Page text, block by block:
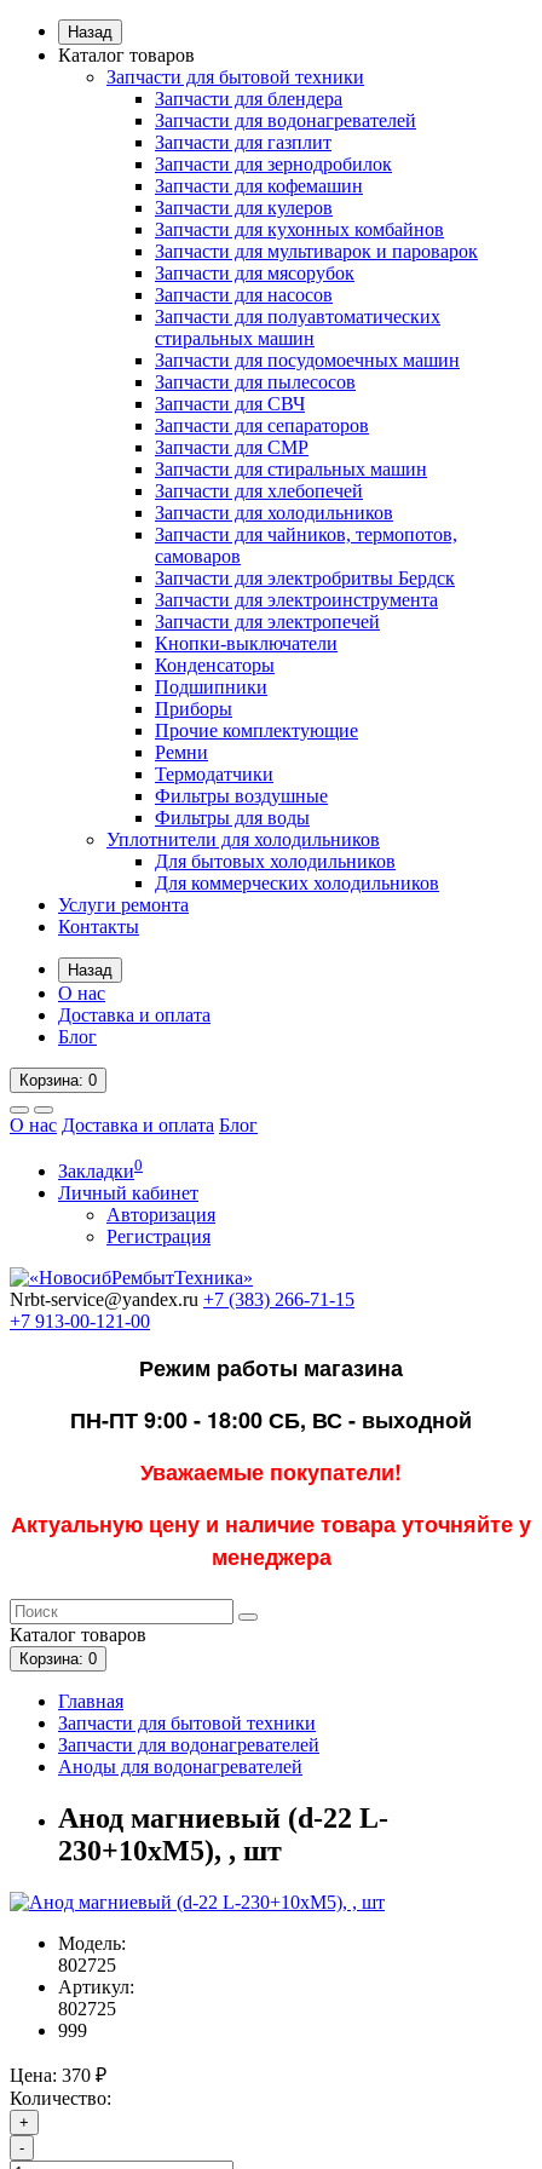
Назад
Каталог товаров
Запчасти для бытовой техники
Запчасти для блендера
Запчасти для водонагревателей
Запчасти для газплит
Запчасти для зернодробилок
Запчасти для кофемашин
Запчасти для кулеров
Запчасти для кухонных комбайнов
Запчасти для мультиварок и пароварок
Запчасти для мясорубок
Запчасти для насосов
Запчасти для полуавтоматических
стиральных машин
Запчасти для посудомоечных машин
Запчасти для пылесосов
Запчасти для СВЧ
Запчасти для сепараторов
Запчасти для СМР
Запчасти для стиральных машин
Запчасти для хлебопечей
Запчасти для холодильников
Запчасти для чайников, термопотов,
самоваров
Запчасти для электробритвы Бердск
Запчасти для электроинструмента
Запчасти для электропечей
Кнопки-выключатели
Конденсаторы
Подшипники
Приборы
Прочие комплектующие
Ремни
Термодатчики
Фильтры воздушные
Фильтры для воды
Уплотнители для холодильников
Для бытовых холодильников
Для коммерческих холодильников
Услуги ремонта
Контакты
Назад
О нас
Доставка и оплата
Блог
Корзина: 0
О нас Доставка и оплата Блог
Закладки0
Личный кабинет
Авторизация
Регистрация
Nrbt-service@yandex.ru +7 (383) 266-71-15
+7 913-00-121-00
Режим работы магазина
ПН-ПТ 9:00 - 18:00СБ, ВС - выходной
Уважаемые покупатели!
Актуальную цену и наличие товара уточняйте у
менеджера
Каталог товаров
Корзина: 0
Главная
Запчасти для бытовой техники
Запчасти для водонагревателей
Аноды для водонагревателей
Анод магниевый (d-22 L-
230+10хМ5), , шт
Модель:
802725
Артикул:
802725
999
Цена: 370 ₽
Количество:
+
-